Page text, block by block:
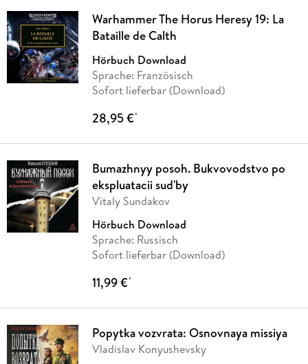
Warhammer The Horus Heresy 19: La
Bataille de Calth
Hörbuch Download
Sprache: Französisch
Sofort lieferbar (Download)
28,95 €*
Bumazhnyy posoh. Bukvovodstvo po
ekspluatacii sud'by
Vitaly Sundakov
Hörbuch Download
Sprache: Russisch
Sofort lieferbar (Download)
11,99 €*
Popytka vozvrata: Osnovnaya missiya
Vladislav Konyushevsky